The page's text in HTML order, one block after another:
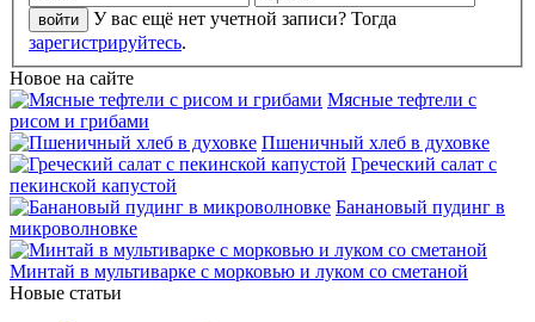
У вас ещё нет учетной записи? Тогда
зарегистрируйтесь.
Новое на сайте
Мясные тефтели с
рисом и грибами
Пшеничный хлеб в духовке
Греческий салат с
пекинской капустой
Банановый пудинг в
микроволновке
Минтай в мультиварке с морковью и луком со сметаной
Новые статьи